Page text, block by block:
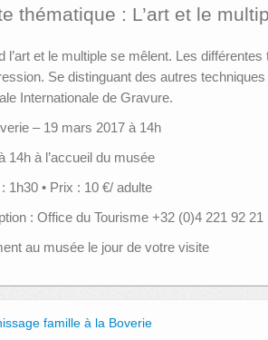
thématique : L’art et le
l’art et le multiple se mêlent. Les
Se distinguant des autres
Internationale de Gravure.
– 19 mars 2017 à 14h
14h à l’accueil du musée
1h30 • Prix : 10 €/ adulte
: Office du Tourisme +32 (0)4 221 92 21
au musée le jour de votre visite
famille à la Boverie